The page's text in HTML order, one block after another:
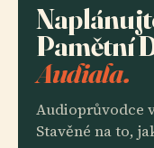
Pamětní
Audiala.
Audioprůvodce
Stavěné na to,